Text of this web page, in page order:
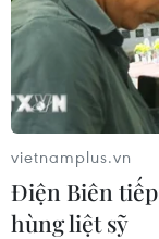
vietnamplus.vn
Điện Biên
hùng liệt sỹ